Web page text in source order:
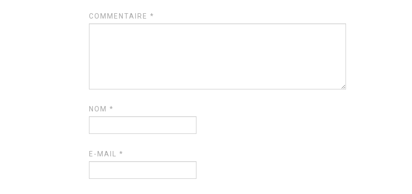
COMMENTAIRE *
NOM *
E-MAIL *